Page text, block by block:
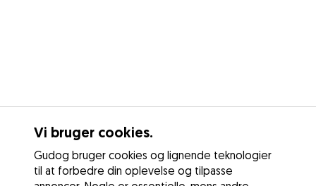
Vi bruger cookies.
Gudog bruger cookies og lignende teknologier
til at forbedre din oplevelse og tilpasse